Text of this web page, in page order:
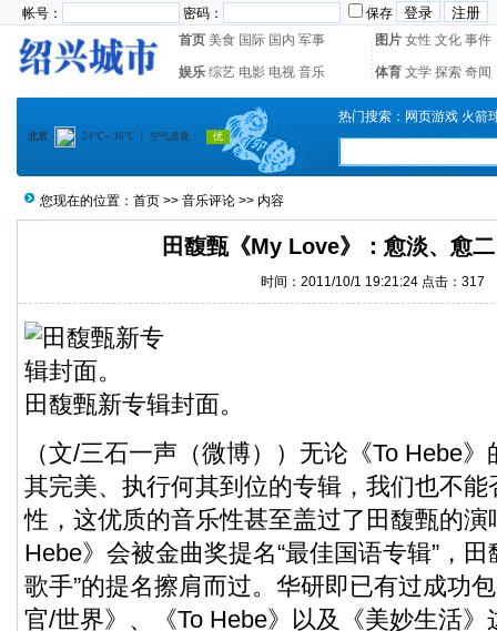
帐号： 密码：
保存
首页 美食 国际 国内 军事 图片 女性 文化 事件
娱乐 综艺 电影 电视 音乐 体育 文学 探索 奇闻
热门搜索： 网页游戏 火箭
您现在的位置： 首页 >> 音乐评论 >> 内容
田馥甄《My Love》：愈淡、愈
时间：2011/10/1 19:21:24 点击： 317
田馥甄新专辑封面。
（文/三石一声（微博））无论《To Hebe
其完美、执行何其到位的专辑，我们也不
性，这优质的音乐性甚至盖过了田馥甄的演
Hebe》会被金曲奖提名“最佳国语专辑”，
歌手”的提名擦肩而过。华研即已有过成功
官/世界》、《To Hebe》以及《美妙生活